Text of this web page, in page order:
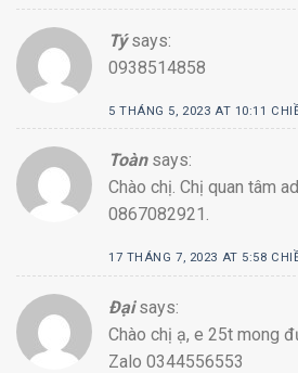
Tý says:
0938514858
5 THÁNG 5, 2023 AT 10:11
Toàn says:
Chào chị. Chị quan tâm
0867082921.
17 THÁNG 7, 2023 AT 5:58
Đại says:
Chào chị ạ, e 25t mong
Zalo 0344556553